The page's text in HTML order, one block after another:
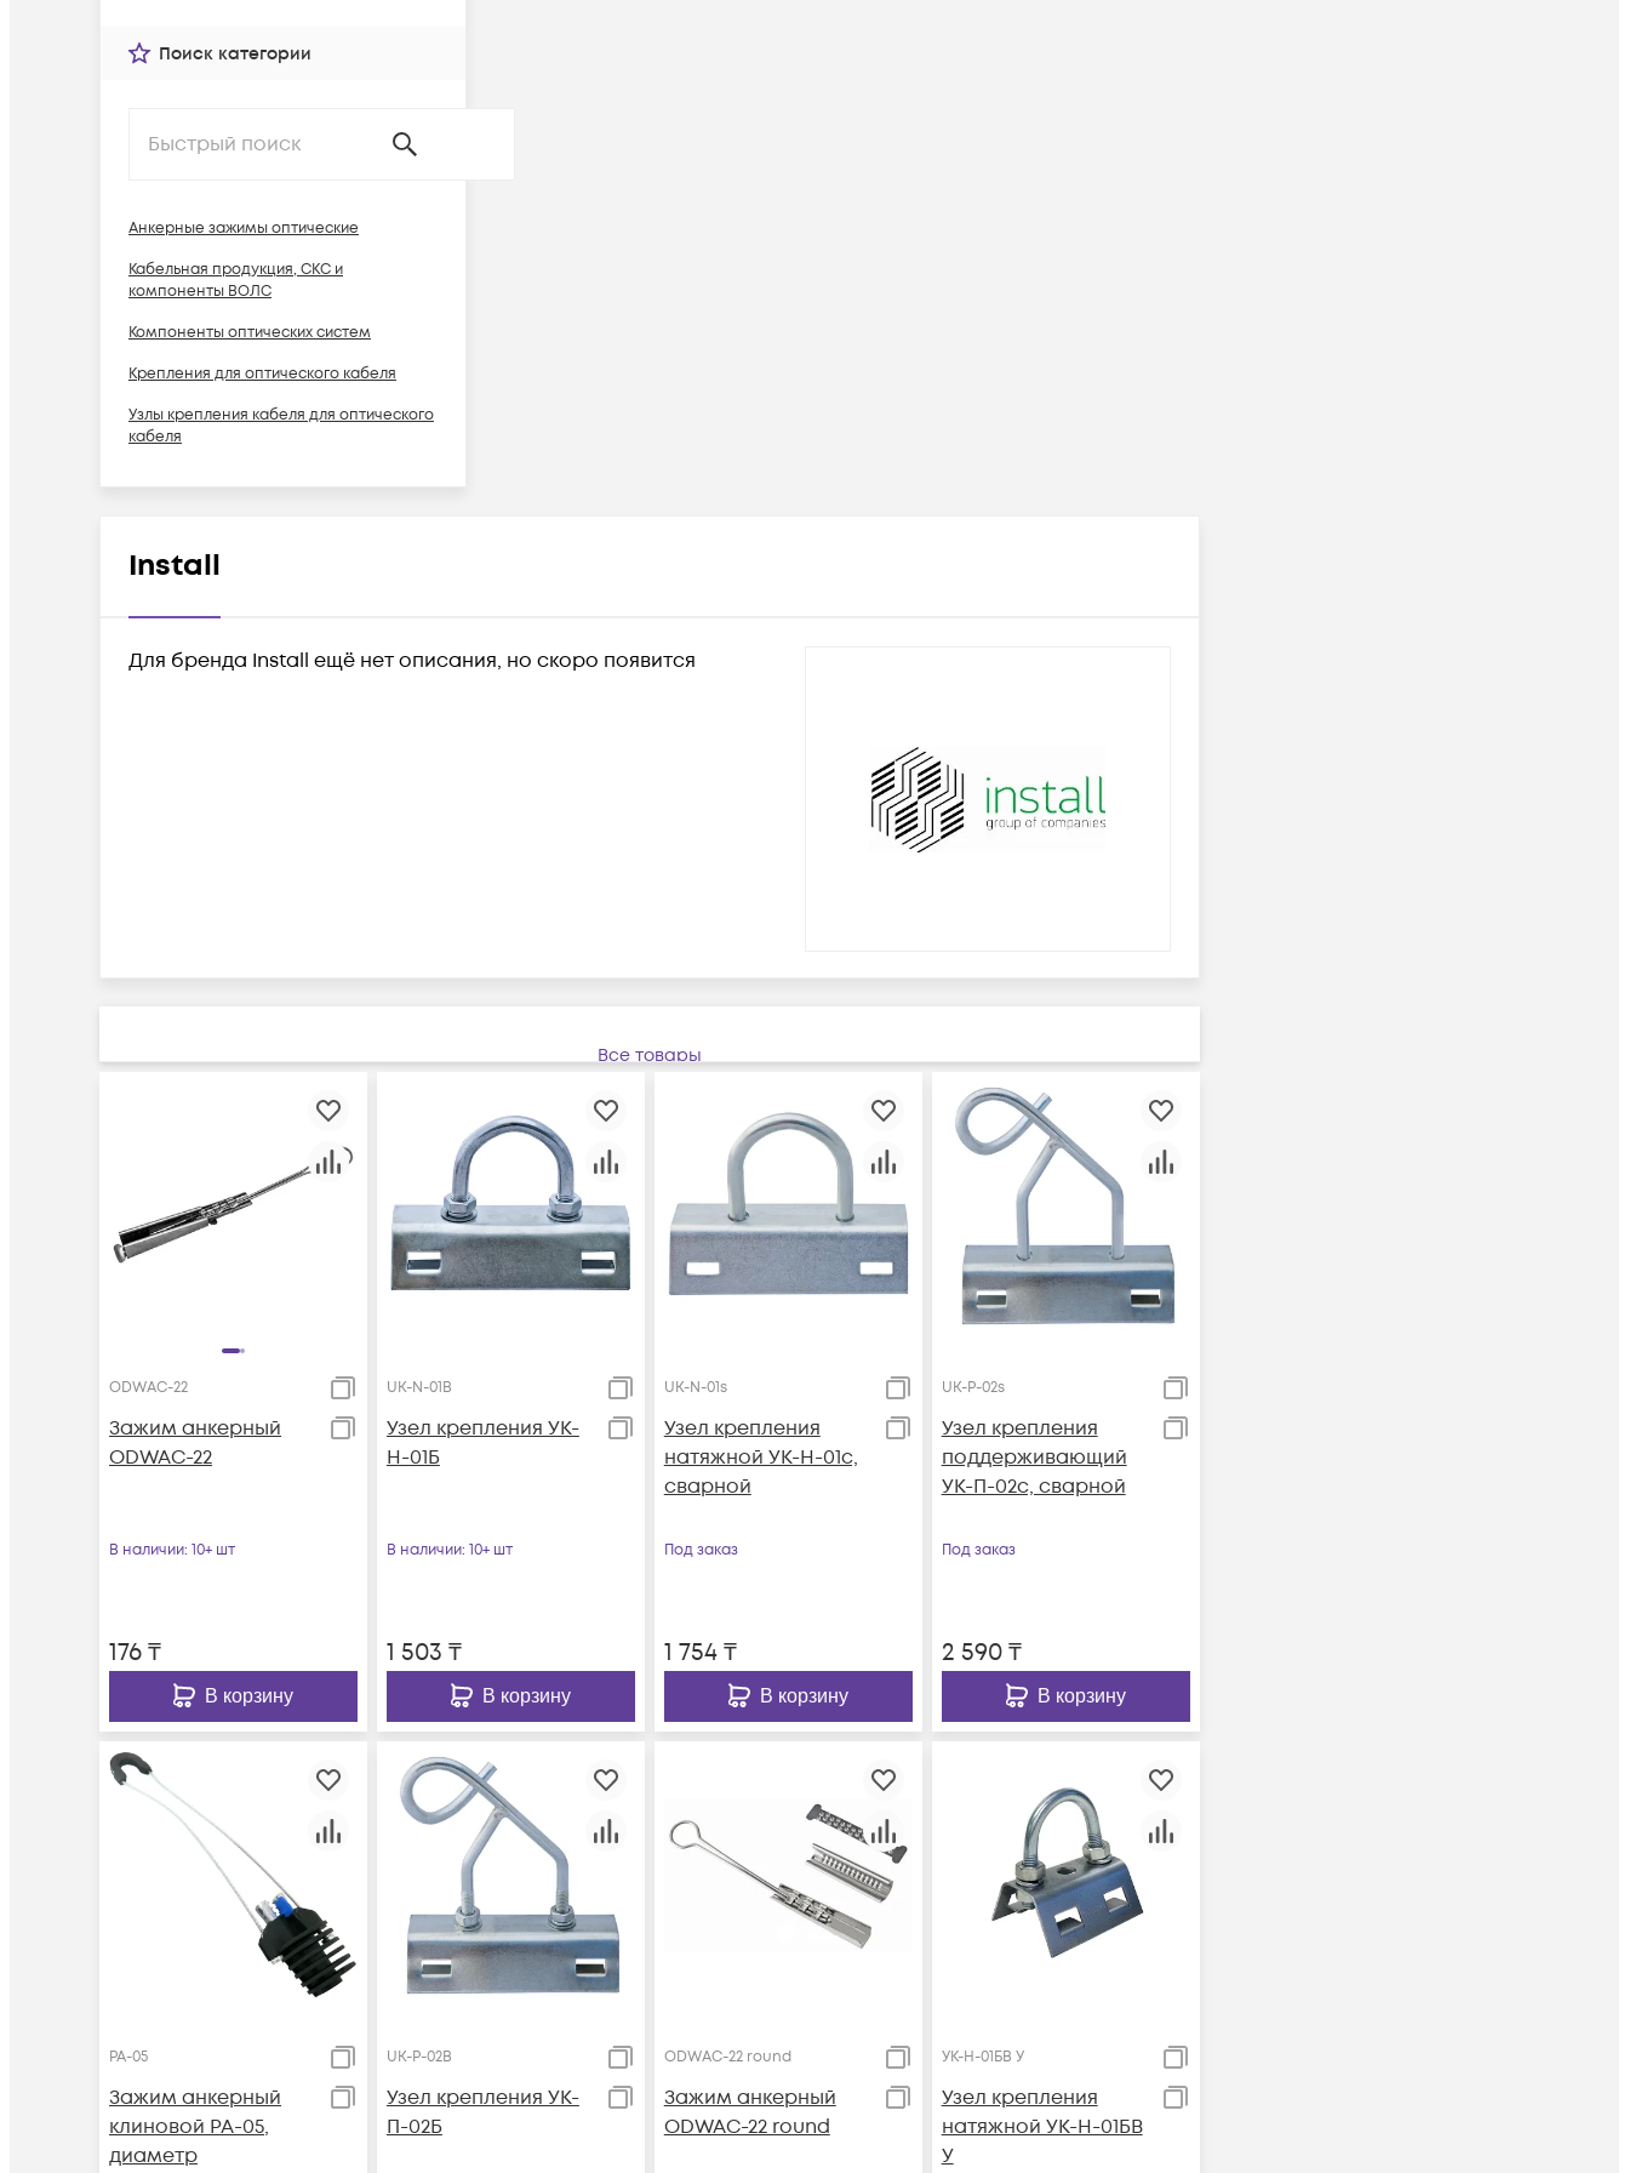
Поиск категории
Анкерные зажимы оптические
Кабельная продукция, СКС и
компоненты ВОЛС
Компоненты оптических систем
Крепления для оптического кабеля
Узлы крепления кабеля для оптического
кабеля
Install
Для бренда Install ещё нет описания, но скоро появится
Все товары
ODWAC-22
Зажим анкерный
ODWAC-22
В наличии: 10+ шт
176₸
В корзину
UK-N-01B
Узел крепления УК-
Н-01Б
В наличии: 10+ шт
1 503 ₸
В корзину
UK-N-01s
Узел крепления
натяжной УК-Н-01с,
сварной
Под заказ
1 754₸
В корзину
UK-P-02s
Узел крепления
поддерживающий
УК-П-02с, сварной
Под заказ
2 590₸
В корзину
PA-05
Зажим анкерный
клиновой PA-05,
диаметр
UK-P-02B
Узел крепления УК-
П-02Б
ODWAC-22 round
Зажим анкерный
ODWAC-22 round
УК-Н-01БВ У
Узел крепления
натяжной УК-Н-01БВ
У